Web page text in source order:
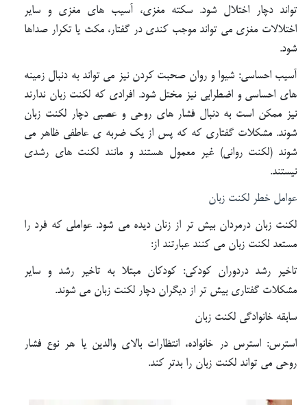
تواند دچار اختلال شود. سکته مغزی، آسیب های مغزی و سایر
اختلالات مغزی می تواند موجب کندی در گفتار، مکث یا تکرار صداها
شود.
آسیب احساسی: شیوا و روان صحبت کردن نیز می تواند به دنبال زمینه
های احساسی و اضطرابی نیز مختل شود. افرادی که لکنت زبان ندارند
نیز ممکن است به دنبال فشار های روحی و عصبی دچار لکنت زبان
شوند. مشکلات گفتاری که که پس از یک ضربه ی عاطفی ظاهر می
شوند (لکنت روانی) غیر معمول هستند و مانند لکنت های رشدی
نیستند.
عوامل خطر لکنت زبان
لکنت زبان درمردان بیش تر از زنان دیده می شود. عواملی که فرد را
مستعد لکنت زبان می کنند عبارتند از:
تاخیر رشد دردوران کودکی: کودکان مبتلا به تاخیر رشد و سایر
مشکلات گفتاری بیش تر از دیگران دچار لکنت زبان می شوند.
سابقه خانوادگی لکنت زبان
استرس: استرس در خانواده، انتظارات بالای والدین یا هر نوع فشار
روحی می تواند لکنت زبان را بدتر کند.